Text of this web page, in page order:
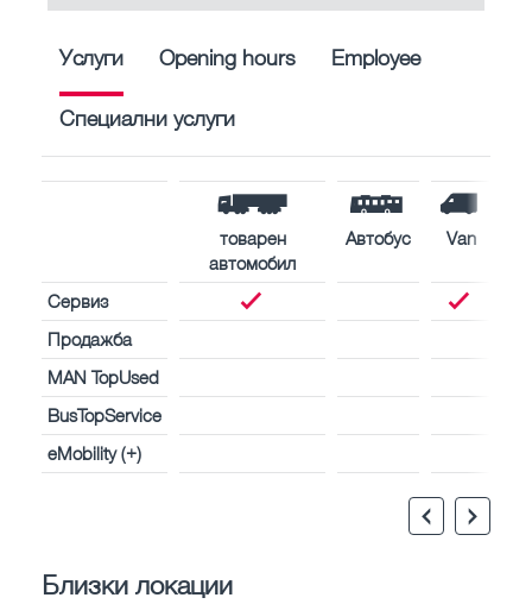
Услуги Opening hours Employee
Специални услуги
товарен
автомобил
Автобус Van
Сервиз
Продажба
MAN TopUsed
BusTopService
eMobility (+)
Близки локации